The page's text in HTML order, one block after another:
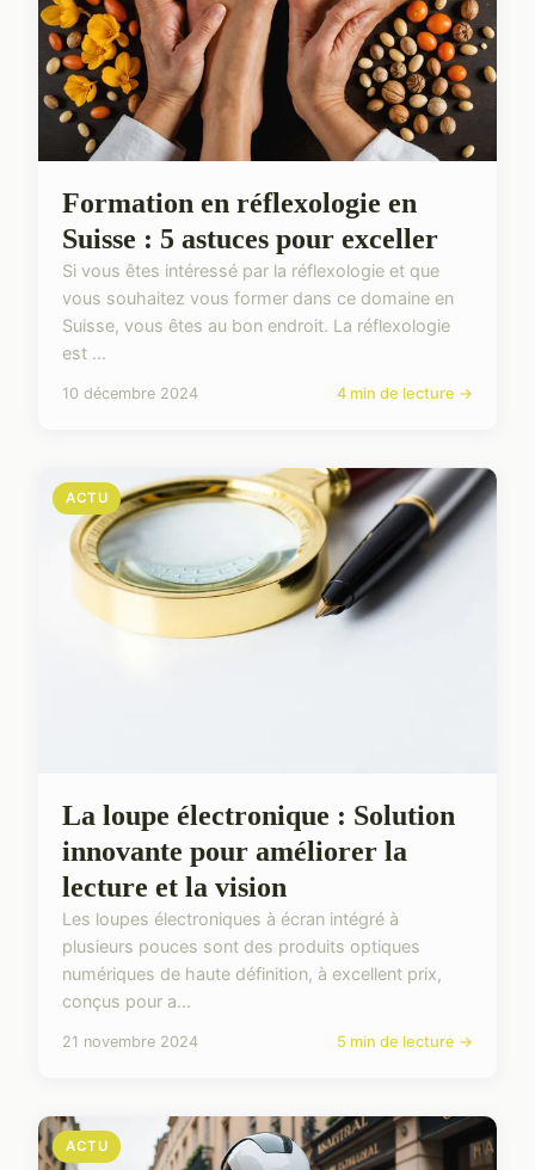
Formation en réflexologie en
Suisse : 5 astuces pour exceller
Si vous êtes intéressé par la réflexologie et que
vous souhaitez vous former dans ce domaine en
Suisse, vous êtes au bon endroit. La réflexologie
est ...
10 décembre 2024 4 min de lecture →
ACTU
La loupe électronique : Solution
innovante pour améliorer la
lecture et la vision
Les loupes électroniques à écran intégré à
plusieurs pouces sont des produits optiques
numériques de haute définition, à excellent prix,
conçus pour a...
21 novembre 2024 5 min de lecture →
ACTU